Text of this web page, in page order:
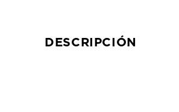
DESCRIPCIÓN